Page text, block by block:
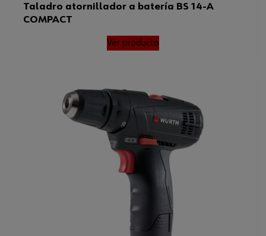
Taladro atornillador a batería BS 14-A
COMPACT
Ver producto